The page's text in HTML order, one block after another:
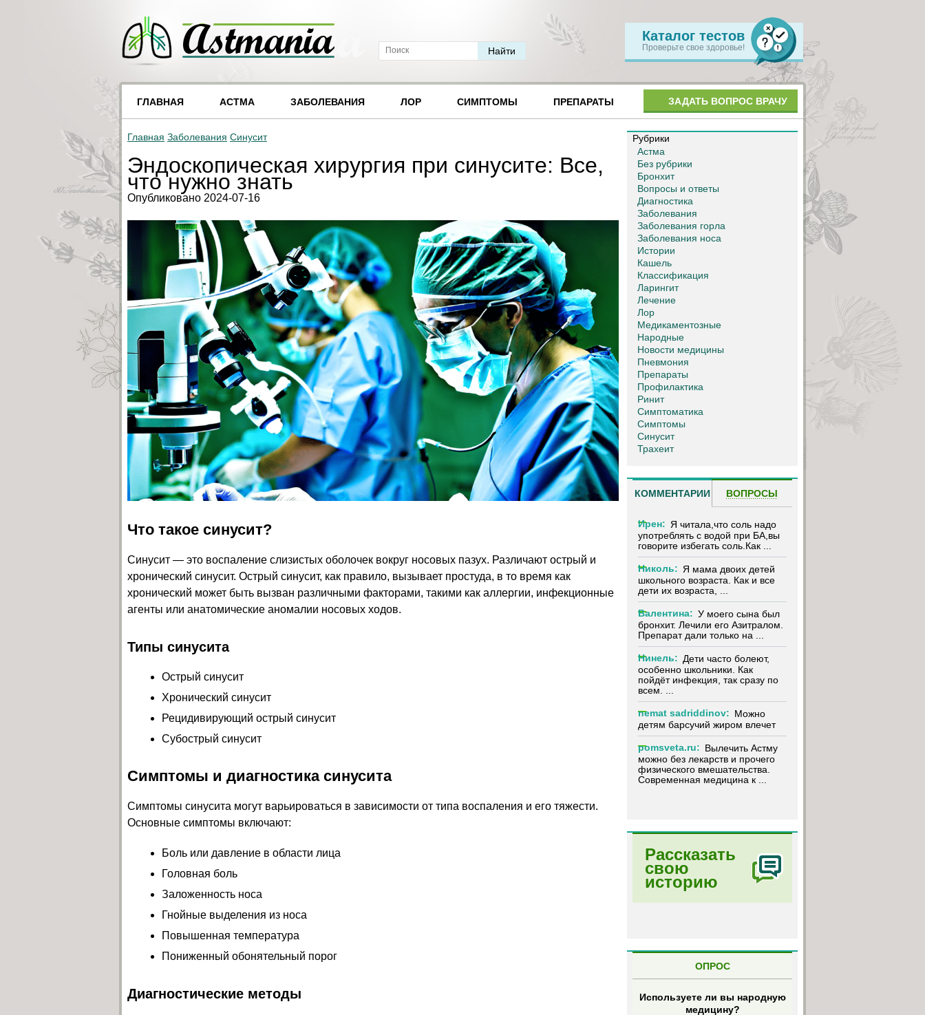
Каталог тестов
Проверьте свое здоровье!
ГЛАВНАЯ АСТМА ЗАБОЛЕВАНИЯ ЛОР СИМПТОМЫ ПРЕПАРАТЫ ЗАДАТЬ ВОПРОС ВРАЧУ
Главная Заболевания Синусит
Эндоскопическая хирургия при синусите: Все,
что нужно знать
Опубликовано 2024-07-16
Что такое синусит?
Синусит — это воспаление слизистых оболочек вокруг носовых пазух. Различают острый и
хронический синусит. Острый синусит, как правило, вызывает простуда, в то время как
хронический может быть вызван различными факторами, такими как аллергии, инфекционные
агенты или анатомические аномалии носовых ходов.
Типы синусита
Острый синусит
Хронический синусит
Рецидивирующий острый синусит
Субострый синусит
Симптомы и диагностика синусита
Симптомы синусита могут варьироваться в зависимости от типа воспаления и его тяжести.
Основные симптомы включают:
Боль или давление в области лица
Головная боль
Заложенность носа
Гнойные выделения из носа
Повышенная температура
Пониженный обонятельный порог
Диагностические методы
Рубрики
Астма
Без рубрики
Бронхит
Вопросы и ответы
Диагностика
Заболевания
Заболевания горла
Заболевания носа
Истории
Кашель
Классификация
Ларингит
Лечение
Лор
Медикаментозные
Народные
Новости медицины
Пневмония
Препараты
Профилактика
Ринит
Симптоматика
Симптомы
Синусит
Трахеит
КОММЕНТАРИИ ВОПРОСЫ
Ирен: Я читала,что соль надо
употреблять с водой при БА,вы
говорите избегать соль.Как ...
Николь: Я мама двоих детей
школьного возраста. Как и все
дети их возраста, ...
Валентина: У моего сына был
бронхит. Лечили его Азитралом.
Препарат дали только на ...
Нинель: Дети часто болеют,
особенно школьники. Как
пойдёт инфекция, так сразу по
всем. ...
nemat sadriddinov: Можно
детям барсучий жиром влечет
pomsveta.ru: Вылечить Астму
можно без лекарств и прочего
физического вмешательства.
Современная медицина к ...
Рассказать
свою
историю
ОПРОС
Используете ли вы народную
медицину?